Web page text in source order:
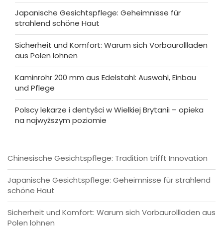
Japanische Gesichtspflege: Geheimnisse für
strahlend schöne Haut
Sicherheit und Komfort: Warum sich Vorbaurollladen
aus Polen lohnen
Kaminrohr 200 mm aus Edelstahl: Auswahl, Einbau
und Pflege
Polscy lekarze i dentyści w Wielkiej Brytanii – opieka
na najwyższym poziomie
Chinesische Gesichtspflege: Tradition trifft Innovation
Japanische Gesichtspflege: Geheimnisse für strahlend
schöne Haut
Sicherheit und Komfort: Warum sich Vorbaurollladen aus
Polen lohnen